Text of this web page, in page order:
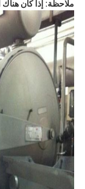
ملاحظة: إذا كان